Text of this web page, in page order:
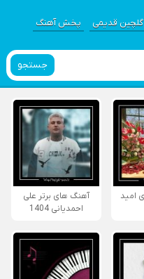
گلچین قدیمی پخش آهنگ
جستجو
امید
آهنگ های برتر علی
احمدیانی 1404